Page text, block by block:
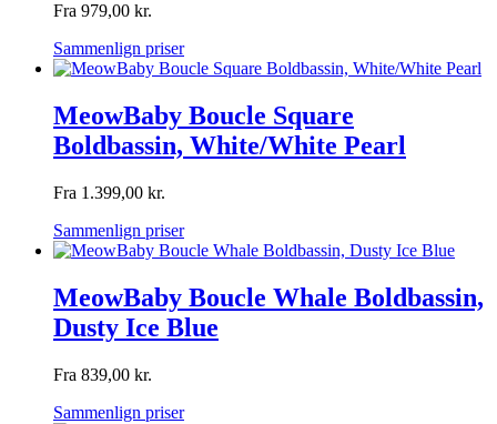
Fra 979,00 kr.
Sammenlign priser
MeowBaby Boucle Square
Boldbassin, White/White Pearl
Fra 1.399,00 kr.
Sammenlign priser
MeowBaby Boucle Whale Boldbassin,
Dusty Ice Blue
Fra 839,00 kr.
Sammenlign priser